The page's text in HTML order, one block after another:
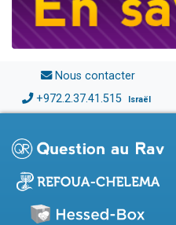
Nous contacter
+972.2.37.41.515 Israël